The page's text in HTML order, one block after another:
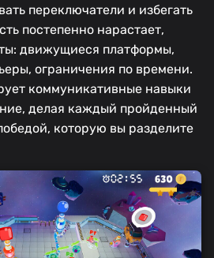
переключатели и избегать
постепенно нарастает,
движущиеся платформы,
ограничения по времени.
коммуникативные навыки
делая каждый пройденный
которую вы разделите